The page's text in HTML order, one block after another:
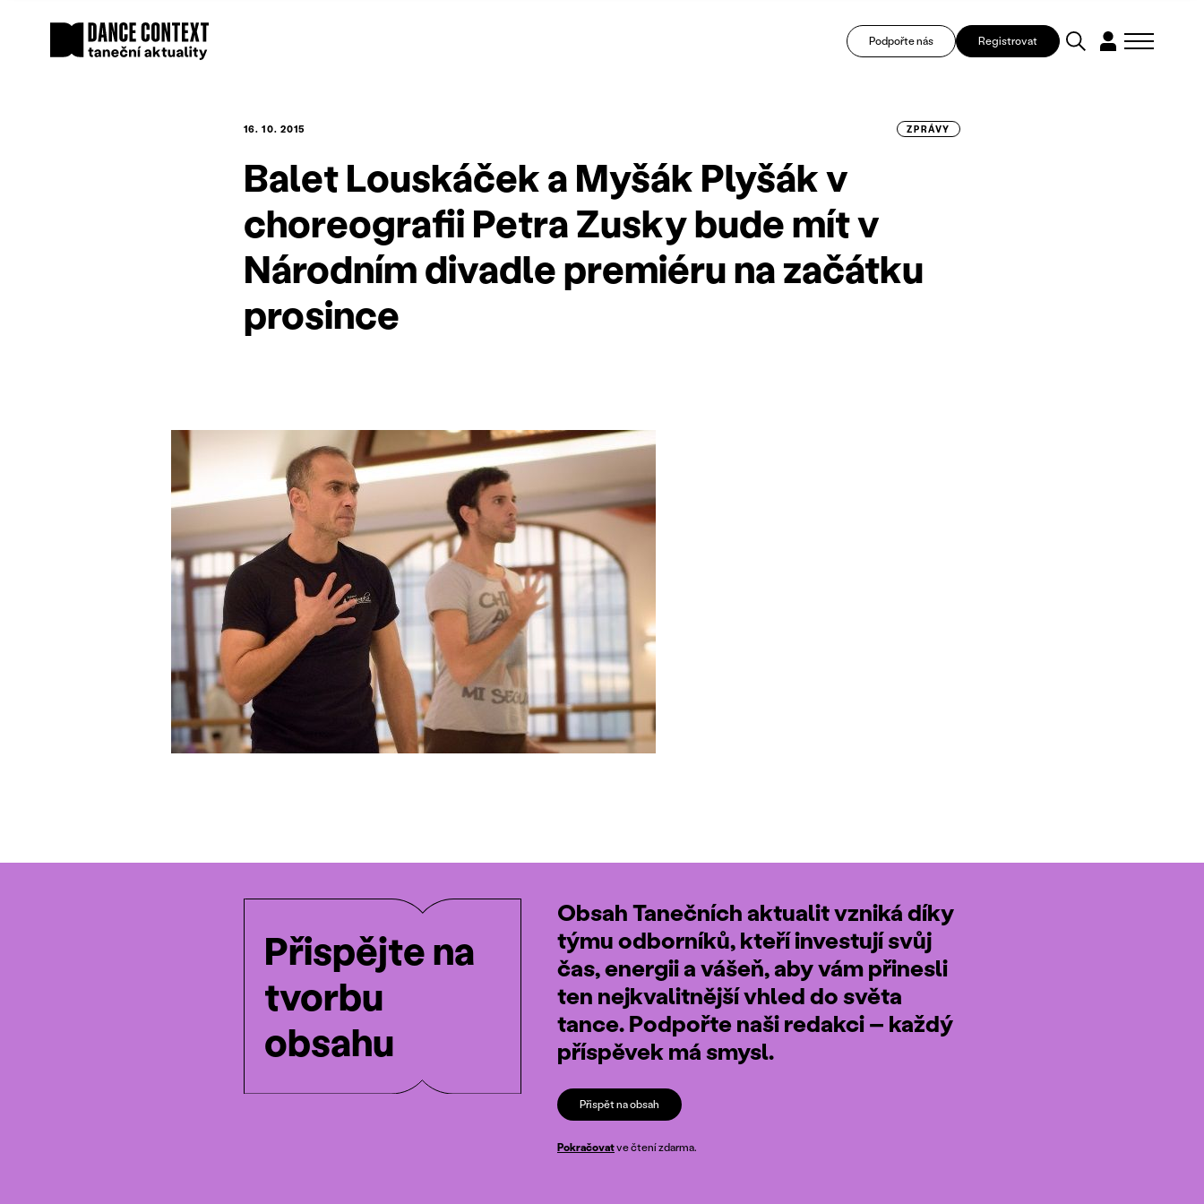
Podpořte nás Registrovat
16. 10. 2015 ZPRÁVY
Balet Louskáček a Myšák Plyšák v
choreografii Petra Zusky bude mít v
Národním divadle premiéru na začátku
prosince
Přispějte na
tvorbu
obsahu
Obsah Tanečních aktualit vzniká díky
týmu odborníků, kteří investují svůj
čas, energii a vášeň, aby vám přinesli
ten nejkvalitnější vhled do světa
tance. Podpořte naši redakci – každý
příspěvek má smysl.
Přispět na obsah
Pokračovatve čtení zdarma.